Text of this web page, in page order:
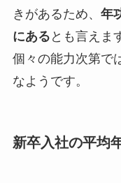
きがあるため、 年
にある とも言えま
個々の能力次第で
なようです。
新卒入社の平均